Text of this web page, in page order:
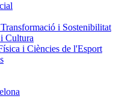
i Sostenibilitat
Cultura
i Ciències de l'Esport